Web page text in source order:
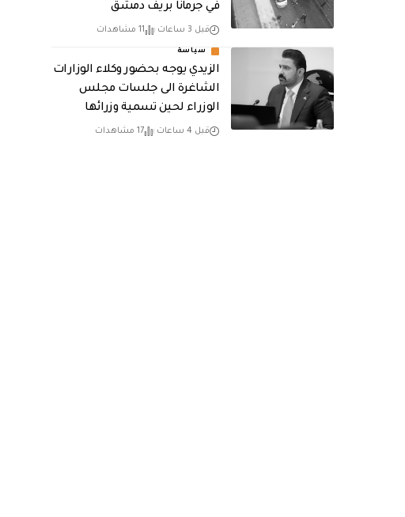
في جرمانا بريف دمشق
قبل 3 ساعات 11 مشاهدات
سياسة
الزيدي يوجه بحضور وكلاء الوزارات
الشاغرة الى جلسات مجلس
الوزراء لحين تسمية وزرائها
قبل 4 ساعات 17 مشاهدات